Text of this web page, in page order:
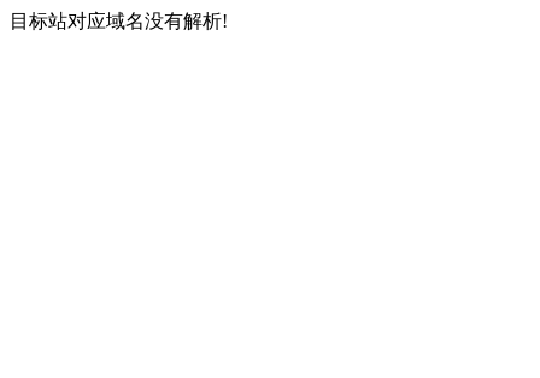
目标站对应域名没有解析!